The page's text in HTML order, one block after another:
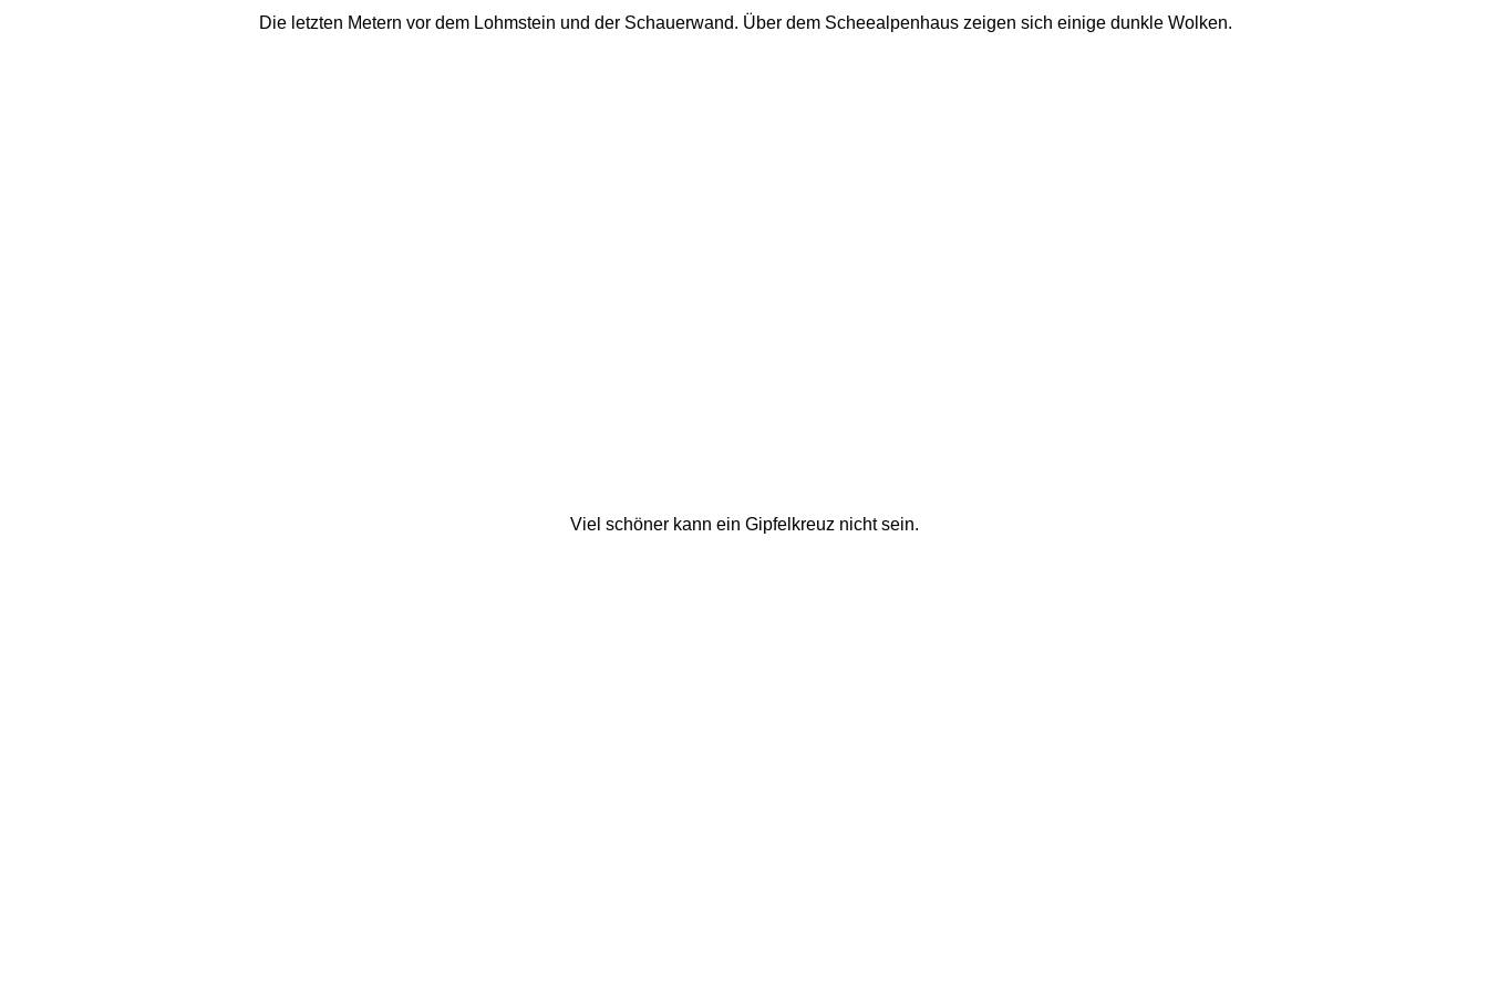
Die letzten Metern vor dem Lohmstein und der Schauerwand. Über dem Scheealpenhaus zeigen sich einige dunkle Wolken.
Viel schöner kann ein Gipfelkreuz nicht sein.